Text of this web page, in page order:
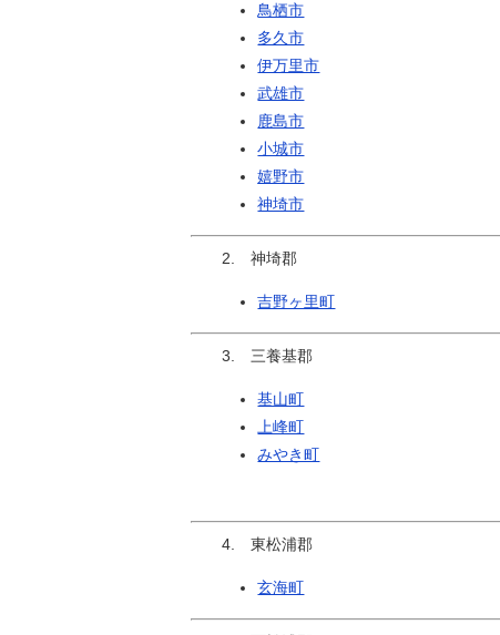
鳥栖市
多久市
伊万里市
武雄市
鹿島市
小城市
嬉野市
神埼市
2. 神埼郡
吉野ヶ里町
3. 三養基郡
基山町
上峰町
みやき町
4. 東松浦郡
玄海町